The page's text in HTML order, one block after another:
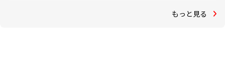
もっと見る